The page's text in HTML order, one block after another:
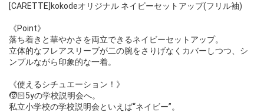
[CARETTE]kokodeオリジナル ネイビーセットアップ(フリル袖)
《Point》
落ち着きと華やかさを両立できるネイビーセットアップ。
立体的なフレアスリーブが二の腕をさりげなくカバーしつつ、シ
ンプルながら印象的な一着。
《使えるシチュエーション！》
🧒🏻5yの学校説明会へ。
私立小学校の学校説明会といえば“ネイビー”。